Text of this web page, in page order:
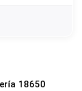
18650